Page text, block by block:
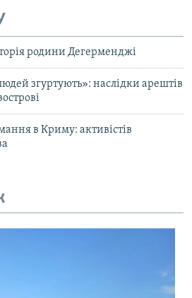
родини Дегерменджі
згуртують»: наслідки арештів
в Криму: активістів